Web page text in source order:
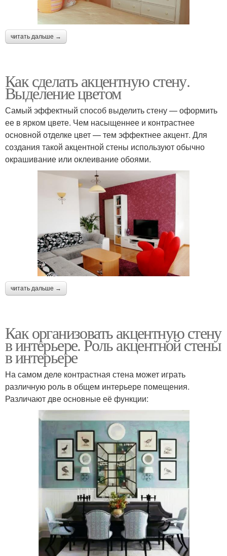
читать дальше →
Как сделать акцентную стену.
Выделение цветом
Самый эффектный способ выделить стену — оформить
ее в ярком цвете. Чем насыщеннее и контрастнее
основной отделке цвет — тем эффектнее акцент. Для
создания такой акцентной стены используют обычно
окрашивание или оклеивание обоями.
читать дальше →
Как организовать акцентную стену
в интерьере. Роль акцентной стены
в интерьере
На самом деле контрастная стена может играть
различную роль в общем интерьере помещения.
Различают две основные её функции: